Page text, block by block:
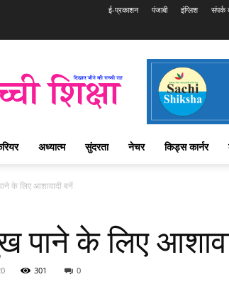
ई-प्रकाशन पंजाबी इंग्लिश संपर्क
Shiksha
शिक्षा
पत्रिका
अध्यात्म सुंदरता नेचर किड्स कार्नर
के लिए आशावादी बनें
पाने के लिए
301 0